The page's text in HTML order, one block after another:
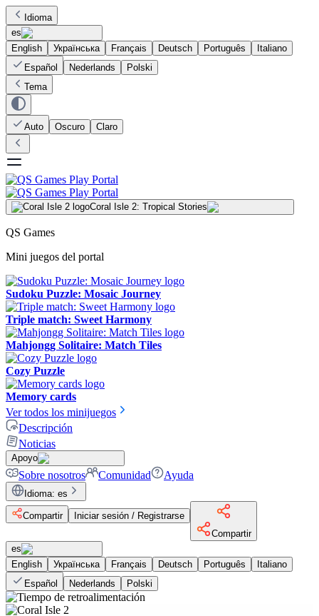
Idioma
es
English
Українська Français Deutsch Português
Italiano
Español
Nederlands
Polski
Tema
Auto Oscuro Claro
Coral Isle 2: Tropical Stories
QS Games
Mini juegos del portal
Sudoku Puzzle: Mosaic Journey
Triple match: Sweet Harmony
Mahjongg Solitaire: Match Tiles
Cozy Puzzle
Memory cards
Ver todos los minijuegos
Descripción
Noticias
Apoyo
Sobre nosotros Comunidad Ayuda
Idioma: es
Compartir
Iniciar sesión / Registrarse
Compartir
es
English
Українська Français Deutsch Português
Italiano
Español
Nederlands Polski